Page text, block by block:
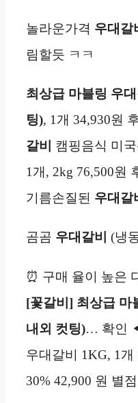
놀라운가격 우대갈
림할듯 ㅋㅋ
최상급 마블링 우
팅), 1개 34,930원
갈비
캠핑음식 미
1개, 2kg 76,500원
기름손질된 우대갈
곰곰 우대갈비 (냉
⏰ 구매 율이 높은
[꽃갈비] 최상급 마
내외 컷팅)… 확인
우대갈비 1KG, 1개
30% 42,900 원 별